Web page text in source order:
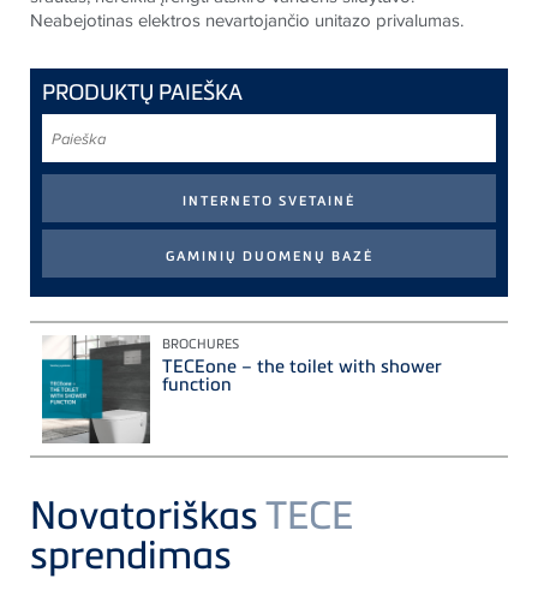
Neabejotinas elektros nevartojančio unitazo privalumas.
PRODUKTŲ PAIEŠKA
BROCHURES
TECEone – the toilet with shower
function
NovatoriškasTECE
sprendimas